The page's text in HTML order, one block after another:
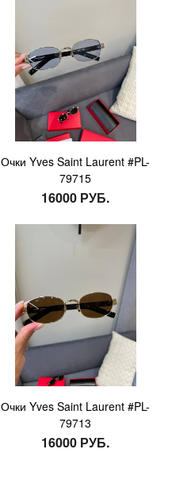
Очки Yves Saint Laurent #PL-
79715
16000 РУБ.
Очки Yves Saint Laurent #PL-
79713
16000 РУБ.